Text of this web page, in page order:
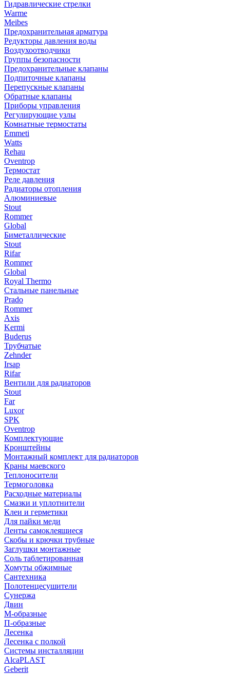
Гидравлические стрелки
Warme
Meibes
Предохранительная арматура
Редукторы давления воды
Воздухоотводчики
Группы безопасности
Предохранительные клапаны
Подпиточные клапаны
Перепускные клапаны
Обратные клапаны
Приборы управления
Регулирующие узлы
Комнатные термостаты
Emmeti
Watts
Rehau
Oventrop
Термостат
Реле давления
Радиаторы отопления
Алюминиевые
Stout
Rommer
Global
Биметаллические
Stout
Rifar
Rommer
Global
Royal Thermo
Стальные панельные
Prado
Rommer
Axis
Kermi
Buderus
Трубчатые
Zehnder
Irsap
Rifar
Вентили для радиаторов
Stout
Far
Luxor
SPK
Oventrop
Комплектующие
Кронштейны
Монтажный комплект для радиаторов
Краны маевского
Теплоносители
Термоголовка
Расходные материалы
Смазки и уплотнители
Клеи и герметики
Для пайки меди
Ленты самоклеящиеся
Скобы и крючки трубные
Заглушки монтажные
Соль таблетированная
Хомуты обжимные
Сантехника
Полотенцесушители
Сунержа
Двин
М-образные
П-образные
Лесенка
Лесенка с полкой
Системы инсталляции
AlcaPLAST
Geberit